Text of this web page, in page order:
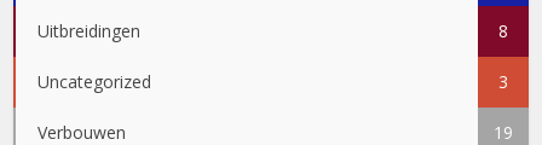
Uitbreidingen 8
Uncategorized 3
Verbouwen 19